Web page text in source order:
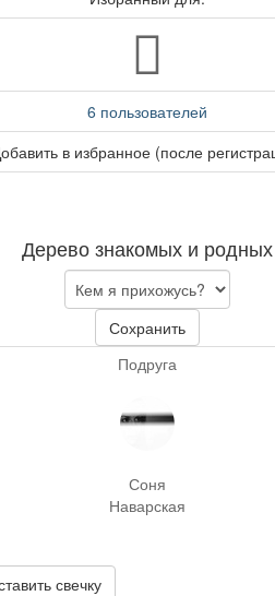
6 пользователей
в избранное (после
Дерево знакомых и родных
Сохранить
Подруга
Соня
Наварская
свечку